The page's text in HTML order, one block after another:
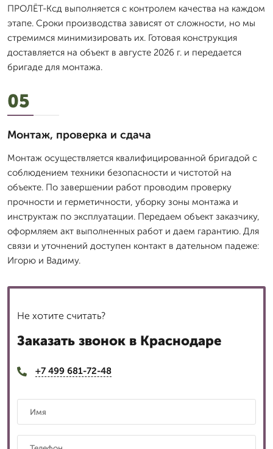
ПРОЛЁТ-Ксд выполняется с контролем качества на каждом
этапе. Сроки производства зависят от сложности, но мы
стремимся минимизировать их. Готовая конструкция
доставляется на объект в августе 2026 г. и передается
бригаде для монтажа.
05
Монтаж, проверка и сдача
Монтаж осуществляется квалифицированной бригадой с
соблюдением техники безопасности и чистотой на
объекте. По завершении работ проводим проверку
прочности и герметичности, уборку зоны монтажа и
инструктаж по эксплуатации. Передаем объект заказчику,
оформляем акт выполненных работ и даем гарантию. Для
связи и уточнений доступен контакт в дательном падеже:
Игорю и Вадиму.
Не хотите считать?
Заказать звонок в Краснодаре
+7 499 681-72-48